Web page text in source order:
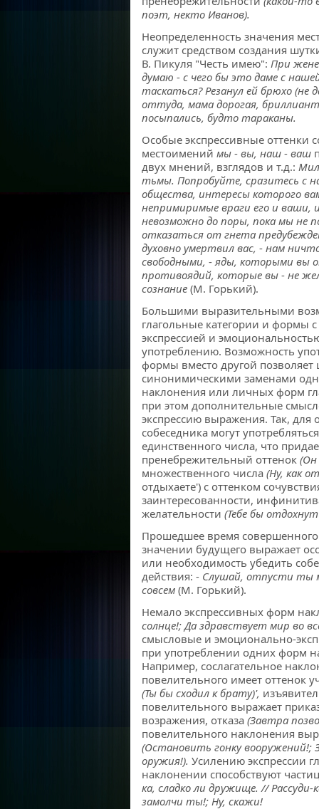
поэт, некто Иванов).
Неопределенность значения
служит средством создания
В. Пикуля "Честь имею": При жене
думаю -с чего бы это даме с
таскаться? Резанул ей брюхо (не
оттуда, мама дорогая,
посыпались, будто тараканы.
Особые экспрессивные оттенки
местоимений мы -вы, наш -ваш
двух мнений, взглядов и т.д.:
тьмы. Попробуйте, сразитесь с
общества, интересы которого
непримиримые враги его и ваши,
невозможно до поры, пока мы не
отказаться от гнета
духовно умертвил вас, -нам
свободными, -яды, которыми вы
противоядий, которые вы -не
сознание (М. Горький).
Большими выразительными
глагольные категории и формы
экспрессией и
употреблению. Возможность
формы вместо другой
синонимическими заменами
наклонения или личных форм
при этом дополнительные
экспрессию выражения. Так, для
собеседника могут
единственного числа, что
пренебрежительный оттенок
множественного числа (Ну, как
отдыхаете') с оттенком
заинтересованности,
желательности (Тебе бы
Прошедшее время
значении будущего выражает
или необходимость убедить
действия: - Слушай, отпусти ты
совсем (М. Горький).
Немало экспрессивных форм
солнце!; Да здравствует мир во
смысловые и эмоционально-
при употреблении одних форм
Например, сослагательное
повелительного имеет оттенок
(Ты бы сходил к брату)',
повелительного выражает
возражения, отказа (Завтра
повелительного наклонения
(Остановить гонку
оружия!). Усилению экспрессии
наклонении способствуют
ка, сладко ли дружище. //
замолчи ты!; Ну, скажи!